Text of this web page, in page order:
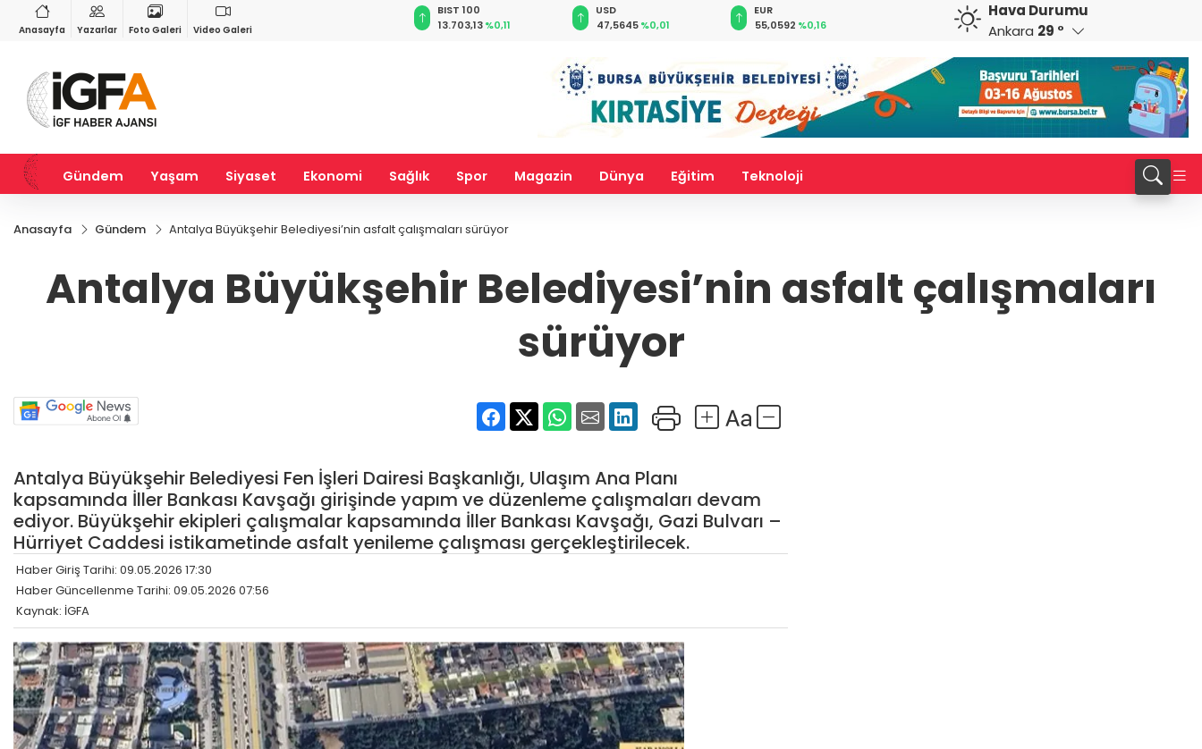
Anasayfa Yazarlar Foto Galeri Video Galeri
%0,27
0,0018%0,22
BIST 100
13.703,13%0,11
USD
47,5645%0,01
EUR
55,0592 %0,16 %0,19
CHF
58,9356
Hava Durumu
Ankara 29 °
Gündem Yaşam Siyaset Ekonomi Sağlık Spor Magazin Dünya Eğitim Teknoloji
Anasayfa Gündem Antalya Büyükşehir Belediyesi’nin asfalt çalışmaları sürüyor
Antalya Büyükşehir Belediyesi’nin asfalt çalışmaları
sürüyor
Antalya Büyükşehir Belediyesi Fen İşleri Dairesi Başkanlığı, Ulaşım Ana Planı
kapsamında İller Bankası Kavşağı girişinde yapım ve düzenleme çalışmaları devam
ediyor. Büyükşehir ekipleri çalışmalar kapsamında İller Bankası Kavşağı, Gazi Bulvarı –
Hürriyet Caddesi istikametinde asfalt yenileme çalışması gerçekleştirilecek.
Haber Giriş Tarihi: 09.05.2026 17:30
Haber Güncellenme Tarihi: 09.05.2026 07:56
Kaynak: İGFA